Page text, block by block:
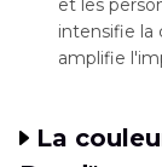
et les
intensifie la
amplifie
La